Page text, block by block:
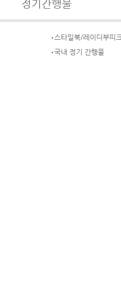
정기간행물
스타일북/레이디부띠
국내 정기 간행물